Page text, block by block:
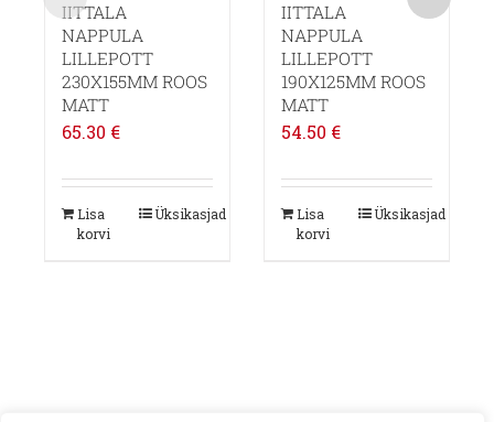
IITTALA
NAPPULA
LILLEPOTT
230X155MM ROOS
MATT
65.30 €
Lisa
korvi
Üksikasjad
IITTALA
NAPPULA
LILLEPOTT
190X125MM ROOS
MATT
54.50 €
Lisa
korvi
Üksikasjad